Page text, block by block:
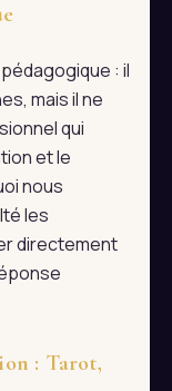
: il
mais il ne
qui
et le
nous
les
directement
: Tarot,